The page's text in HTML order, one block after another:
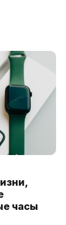
часы